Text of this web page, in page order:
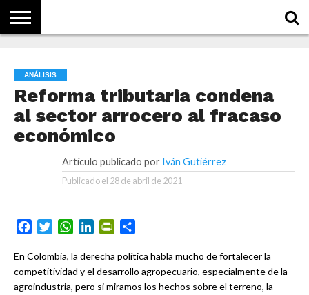
QUÉ
SE
ESTO?
ANÁLISIS
Reforma tributaria condena
al sector arrocero al fracaso
económico
Artículo publicado por Iván Gutiérrez
Publicado el 28 de abril de 2021
Facebook
TwitterWhatsApp
LinkedInPrintFriendly
En Colombia, la derecha política habla mucho de fortalecer la
competitividad y el desarrollo agropecuario, especialmente de la
agroindustria, pero si miramos los hechos sobre el terreno, la